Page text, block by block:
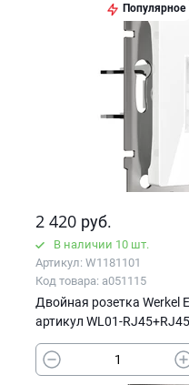
Популярное
2 420 руб.
В наличии 10 шт.
Артикул: W1181101
Код товара: a051115
Двойная розетка Werkel
артикул WL01-RJ45+RJ45